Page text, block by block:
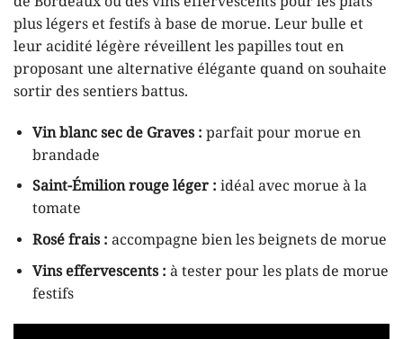
plus légers et festifs à base de morue. Leur bulle et
leur acidité légère réveillent les papilles tout en
proposant une alternative élégante quand on souhaite
sortir des sentiers battus.
Vin blanc sec de Graves : parfait pour morue en
brandade
Saint-Émilion rouge léger : idéal avec morue à la
tomate
Rosé frais : accompagne bien les beignets de morue
Vins effervescents : à tester pour les plats de morue
festifs